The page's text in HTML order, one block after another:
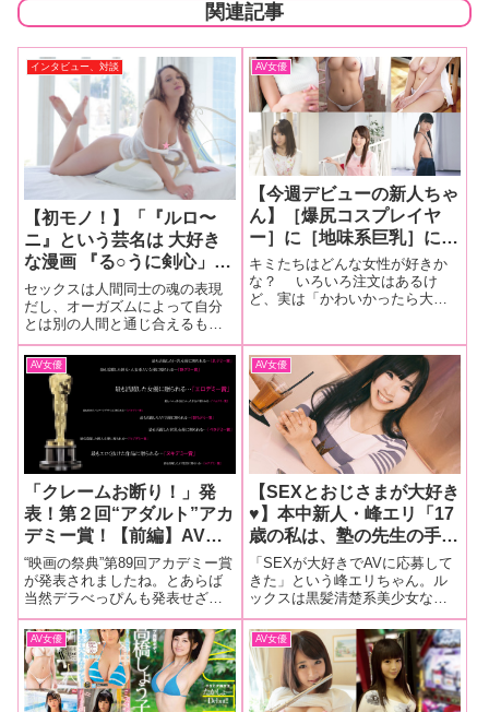
関連記事
インタビュー、対談
【初モノ！】「『ルロ〜
ニ』という芸名は 大好き
な漫画 『る○うに剣心」か
らつけたのよ！」オリヴィ
ア・薫・ルロ〜ニ
セックスは人間同士の魂の表現
だし、オーガズムによって自分
とは別の人間と通じ合えるもの
だと信じているわ！ 漫画熱が高
じて初脱ぎまで 仰天の来日エピ
ソードとは─ 日本に来たのは何度
目？オリヴィア・薫・ルロ〜ニ
（以下、オリヴィア） 今回が
初めて
AV女優
【今週デビューの新人ちゃ
ん】［爆尻コスプレイヤ
ー］に［地味系巨乳］に
［ロリ貧乳娘2人］に［塾
のセクシー先生］に［真面
目系美人保育師］さらに
の長乳］をもつ子まで8人
ですぞ〜！最高かよ！
【2/1〜2/7】
キミたちはどんな女性が好きか
な？ いろいろ注文はあるけ
ど、実は「かわいかったら大体
うわけで今回はバラエティ豊
か、しかし全員美女＆美少女と
いうラインナップでお届けしよ
う！まずはネットで
AV女優
「クレームお断り！」発
表！第２回“アダルト”アカ
デミー賞！【前編】AV業
界のプロライターが本音で
選んだらこんなラインナッ
プになってしまいました…
“映画の祭典”第89回アカデミー賞
が発表されましたね。とあらば
当然デラべっぴんも発表せざる
を得ないでしょう！第２回エロ
版『アカデミー賞』！AV業界に
精通するプロライター、第１回
の安田理央氏の他、沢木毅彦
氏、アケミン氏のお三方を編集
部に招き、
AV女優
【SEXとおじさまが大好き
♥】本中新人・峰エリ「17
歳の私は、塾の先生の手を
握って『今日は帰りたくな
い』って誘ったんです」
【インタビュー前編】
「SEXが大好きでAVに応募して
きた」という峰エリちゃん。ル
ックスは黒髪清楚系美少女なの
に、経験人数50人オーバーとい
う彼女にインタビュー！初体験
の相手は塾の先生で経験人数は
50人を越えた ——デビュー作か
ら全カラミ生中出しをやった感
想は？
AV女優 AV女優